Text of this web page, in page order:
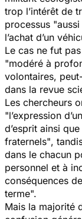
trop l’intérêt de
processus
l’achat d’un
Le cas ne fut
"modéré à
volontaires,
dans la revue
Les chercheurs
"l’expression
d’esprit ainsi
fraternels",
dans le chacun
personnel et à
conséquences
terme".
Mais la majorité